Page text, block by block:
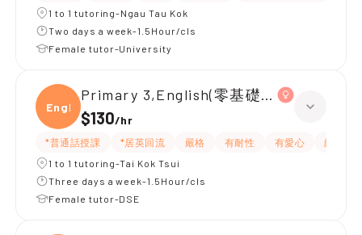
1 to 1 tutoring-Ngau Tau Kok
Two days a week-1.5Hour/cls
Female tutor-University
Engli
Primary 3,English(零基礎, 會話)
$130/hr
*普通話授課 *居英回流 嚴格 有耐性 有愛心
細心
1 to 1 tutoring-Tai Kok Tsui
Three days a week-1.5Hour/cls
Female tutor-DSE